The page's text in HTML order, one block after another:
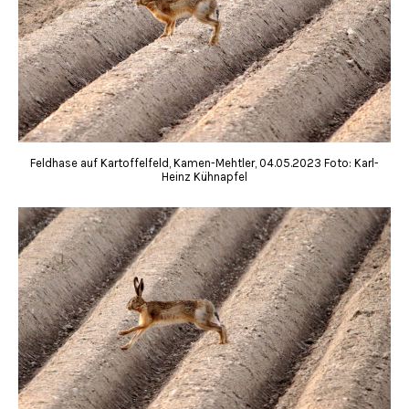
Feldhase auf Kartoffelfeld, Kamen-Mehtler, 04.05.2023 Foto: Karl-
Heinz Kühnapfel